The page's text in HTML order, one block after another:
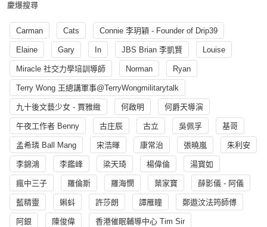
慶爆搜尋
Carman Cats Connie 李玥穎 - Founder of Drip39
Elaine Gary In JBS Brian 李凱賢 Louise
Miracle 社交力學培訓導師 Norman Ryan
Terry Wong 王總講軍事@TerryWongmilitarytalk
九十後文藝少女 - 賈雅緻 何啟明 何爵天導演
午夜工作者 Benny 古庄辰 古立 吳佩孚 基哥
孟希璘 Ball Mang 宋浩暉 康常治 張曉嵐 朱利安
李錦鴻 李鑑峰 梁天琦 楊偉倫 湯寳如
瘋中三子 羅倫斯 羅海憫 葉家寶 薛影儀 - 阿儀
藍精靈 蝌蚪 許莎朗 譚雁瞳 鄭遨汶法筠師傅
阿銀 陳俊偉 香港催眠輔導中心 Tim Sir